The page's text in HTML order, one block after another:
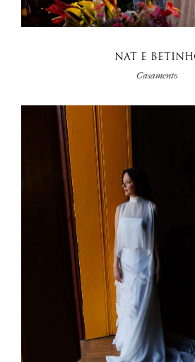
NAT E
Casamento